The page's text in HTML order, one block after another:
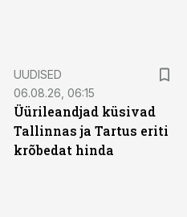
UUDISED
06.08.26, 06:15
Üürileandjad küsivad
Tallinnas ja Tartus eriti
krõbedat hinda